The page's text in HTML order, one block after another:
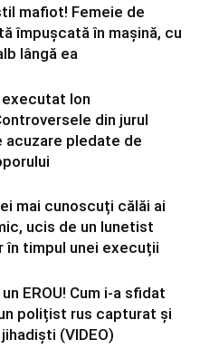
mafiot! Femeie de
împușcată în mașină, cu
lângă ea
Ion
din jurul
acuzare pledate de
mai cunoscuți călăi ai
ucis de un lunetist
în timpul unei execuții
EROU! Cum i-a sfidat
polițist rus capturat și
(VIDEO)